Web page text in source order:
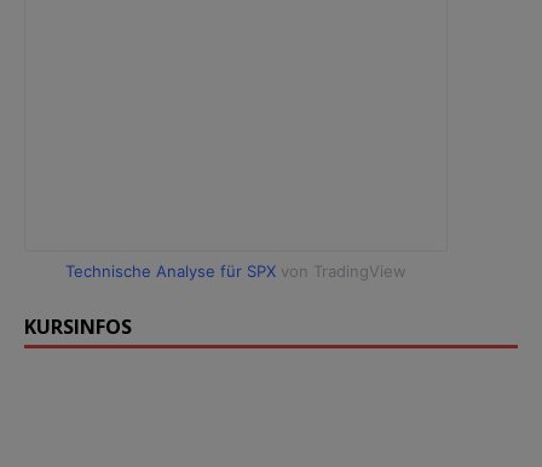
Technische Analyse für SPX von TradingView
KURSINFOS